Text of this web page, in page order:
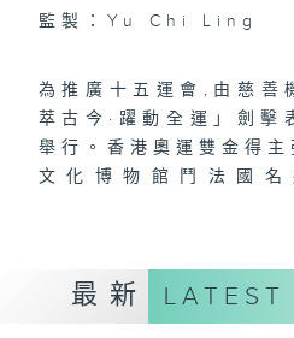
監製：Yu Chi Ling
為推廣十五運會,由慈善
萃古今·躍動全運」劍擊
舉行。香港奧運雙金得
文化博物館鬥法國
Lefort）。兩位劍擊好
博物館重演。
仁川亞運雙銅牌得主林
最新 LATEST